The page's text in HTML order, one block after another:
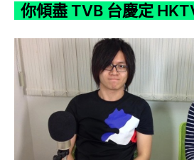
你傾盡 TVB 台慶定